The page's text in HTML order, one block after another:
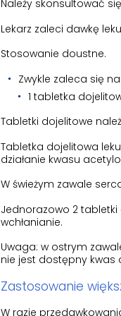
Należy skonsultować
Lekarz zaleci dawkę
Stosowanie doustne.
Zwykle zaleca się
1 tabletka
Tabletki dojelitowe
Tabletka dojelitowa
działanie kwasu
W świeżym zawale
Jednorazowo 2 tabletki
wchłanianie.
Uwaga: w ostrym
nie jest dostępny
Zastosowanie
W razie